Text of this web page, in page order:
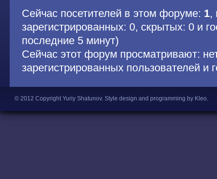
Сейчас посетителей в этом форуме: 1,
зарегистрированных: 0, скрытых: 0 и
последние 5 минут)
Сейчас этот форум просматривают:
зарегистрированных пользователей и
© 2012 Copyright Yuriy Shatunov. Style design and programming by Kleo.